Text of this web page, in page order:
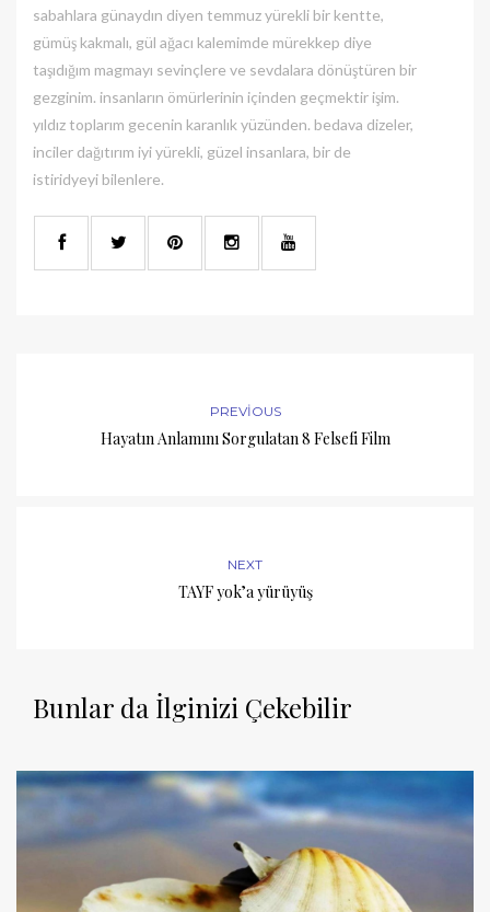
sabahlara günaydın diyen temmuz yürekli bir kentte,
gümüş kakmalı, gül ağacı kalemimde mürekkep diye
taşıdığım magmayı sevinçlere ve sevdalara dönüştüren bir
gezginim. insanların ömürlerinin içinden geçmektir işim.
yıldız toplarım gecenin karanlık yüzünden. bedava dizeler,
inciler dağıtırım iyi yürekli, güzel insanlara, bir de
istiridyeyi bilenlere.
PREVIOUS
Hayatın Anlamını Sorgulatan 8 Felsefi Film
NEXT
TAYF yok’a yürüyüş
Bunlar da İlginizi Çekebilir